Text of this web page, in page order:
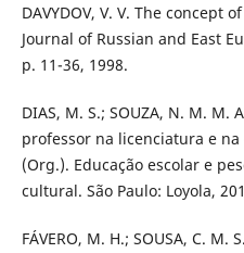
DAVYDOV, V. V. The concept
Journal of Russian and East
p. 11-36, 1998.
DIAS, M. S.; SOUZA, N. M.
professor na licenciatura e na
(Org.). Educação escolar e
cultural. São Paulo: Loyola,
FÁVERO, M. H.; SOUSA, C.